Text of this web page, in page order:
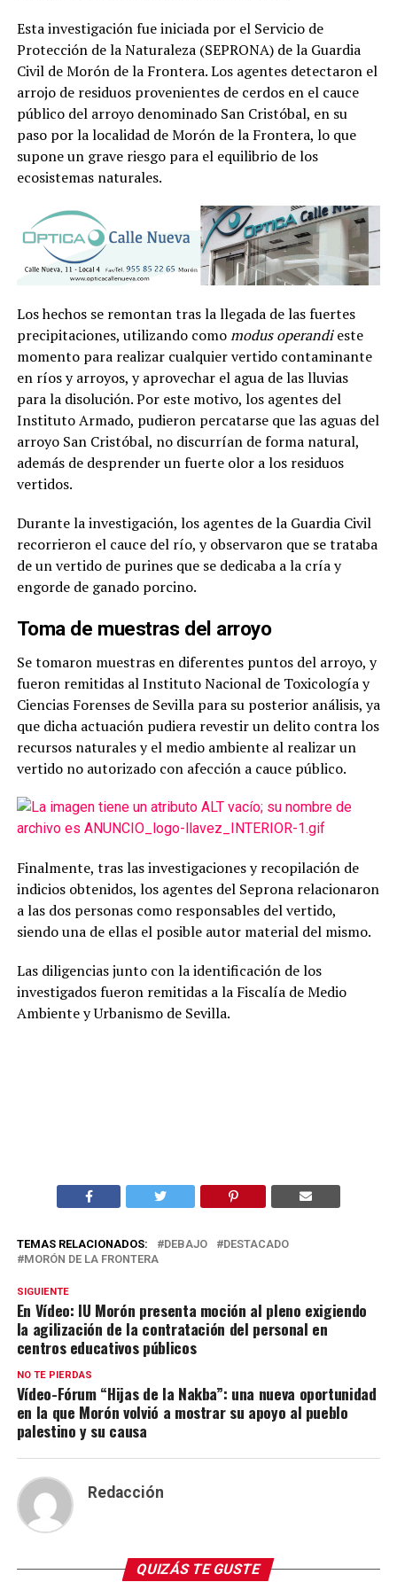
Esta investigación fue iniciada por el Servicio de
Protección de la Naturaleza (SEPRONA) de la Guardia
Civil de Morón de la Frontera. Los agentes detectaron el
arrojo de residuos provenientes de cerdos en el cauce
público del arroyo denominado San Cristóbal, en su
paso por la localidad de Morón de la Frontera, lo que
supone un grave riesgo para el equilibrio de los
ecosistemas naturales.
Los hechos se remontan tras la llegada de las fuertes
precipitaciones, utilizando comomodus operandieste
momento para realizar cualquier vertido contaminante
en ríos y arroyos, y aprovechar el agua de las lluvias
para la disolución. Por este motivo, los agentes del
Instituto Armado, pudieron percatarse que las aguas del
arroyo San Cristóbal, no discurrían de forma natural,
además de desprender un fuerte olor a los residuos
vertidos.
Durante la investigación, los agentes de la Guardia Civil
recorrieron el cauce del río, y observaron que se trataba
de un vertido de purines que se dedicaba a la cría y
engorde de ganado porcino.
Toma de muestras del arroyo
Se tomaron muestras en diferentes puntos del arroyo, y
fueron remitidas al Instituto Nacional de Toxicología y
Ciencias Forenses de Sevilla para su posterior análisis, ya
que dicha actuación pudiera revestir un delito contra los
recursos naturales y el medio ambiente al realizar un
vertido no autorizado con afección a cauce público.
Finalmente, tras las investigaciones y recopilación de
indicios obtenidos, los agentes del Seprona relacionaron
a las dos personas como responsables del vertido,
siendo una de ellas el posible autor material del mismo.
Las diligencias junto con la identificación de los
investigados fueron remitidas a la Fiscalía de Medio
Ambiente y Urbanismo de Sevilla.
TEMAS RELACIONADOS: DEBAJO
DESTACADO
MORÓN DE LA FRONTERA
SIGUIENTE
En Vídeo: IU Morón presenta moción al pleno exigiendo
la agilización de la contratación del personal en
centros educativos públicos
NO TE PIERDAS
Vídeo-Fórum “Hijas de la Nakba”: una nueva oportunidad
en la que Morón volvió a mostrar su apoyo al pueblo
palestino y su causa
Redacción
QUIZÁS TE GUSTE